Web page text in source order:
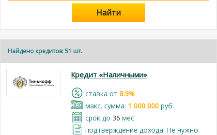
Найти
Найдено кредитов: 51 шт.
Кредит «Наличными»
cтавка от 8.9%
макс. сумма: 1 000 000руб.
срок до 36 мес
подтверждение дохода: Не нужно